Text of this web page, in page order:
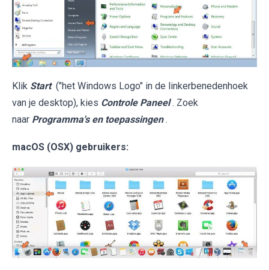
Klik Start ("het Windows Logo" in de linkerbenedenhoek
van je desktop), kies Controle Paneel . Zoek
naar Programma's en toepassingen .
macOS (OSX) gebruikers: